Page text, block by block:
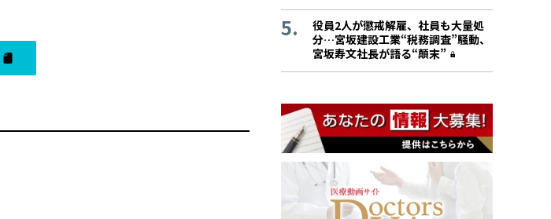
役員2人が懲戒解雇、社員も大量処
分…宮坂建設工業“税務調査”騒動、
宮坂寿文社長が語る“顛末”